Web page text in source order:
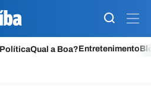
PolíticaQual a Boa?Entretenimento